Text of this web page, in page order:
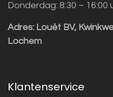
Donderdag: 8:30 – 16:00
Adres: Louët BV,
Lochem
Klantenservice